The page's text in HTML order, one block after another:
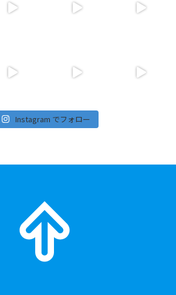
Instagram でフォロー